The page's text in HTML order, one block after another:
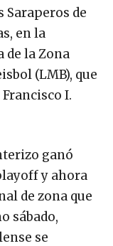
de
en la
de la Zona
(LMB), que
I.
ganó
y ahora
de zona que
sábado,
se